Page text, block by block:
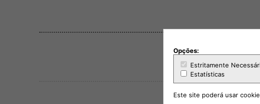
Opções:
Estritamente
Estatísticas
Este site poderá usar